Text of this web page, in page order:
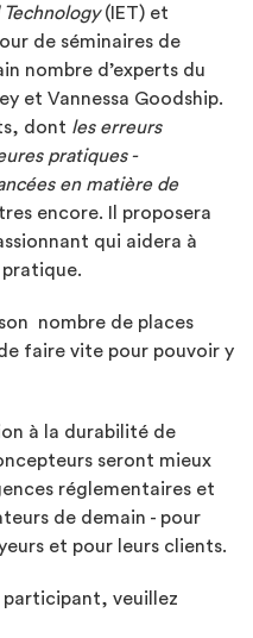
(IET) et
de séminaires de
nombre d’experts du
et Vannessa Goodship.
dont les erreurs
pratiques -
en matière de
encore. Il proposera
qui aidera à
nombre de places
faire vite pour pouvoir y
à la durabilité de
seront mieux
réglementaires et
de demain - pour
et pour leurs clients.
participant, veuillez